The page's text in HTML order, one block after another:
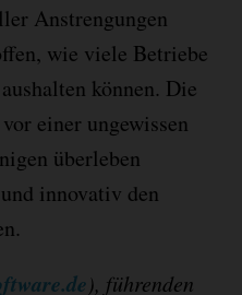
Anstrengungen
wie viele Betriebe
können. Die
einer ungewissen
überleben
innovativ den
), führenden